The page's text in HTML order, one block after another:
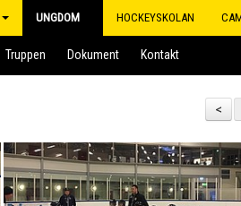
UNGDOM HOCKEYSKOLAN
Truppen Dokument Kontakt
<